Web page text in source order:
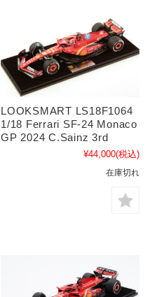
LOOKSMART LS18F1064
1/18 Ferrari SF-24 Monaco
GP 2024 C.Sainz 3rd
¥44,000(税込)
在庫切れ